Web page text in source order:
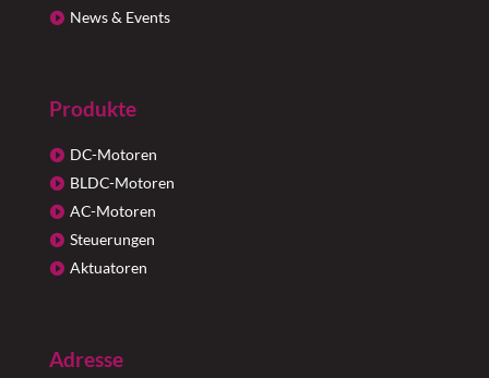
News & Events
Produkte
DC-Motoren
BLDC-Motoren
AC-Motoren
Steuerungen
Aktuatoren
Adresse